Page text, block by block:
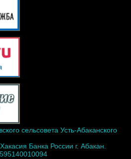
сельсовета Усть-Абаканского
Банка России г. Абакан.